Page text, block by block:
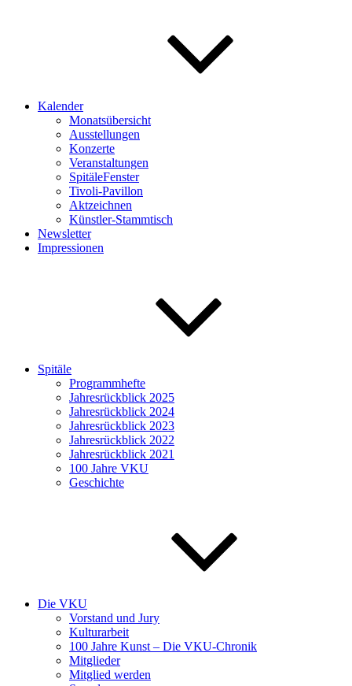
Kalender
Monatsübersicht
Ausstellungen
Konzerte
Veranstaltungen
SpitäleFenster
Tivoli-Pavillon
Aktzeichnen
Künstler-Stammtisch
Newsletter
Impressionen
Spitäle
Programmhefte
Jahresrückblick 2025
Jahresrückblick 2024
Jahresrückblick 2023
Jahresrückblick 2022
Jahresrückblick 2021
100 Jahre VKU
Geschichte
Die VKU
Vorstand und Jury
Kulturarbeit
100 Jahre Kunst – Die VKU-Chronik
Mitglieder
Mitglied werden